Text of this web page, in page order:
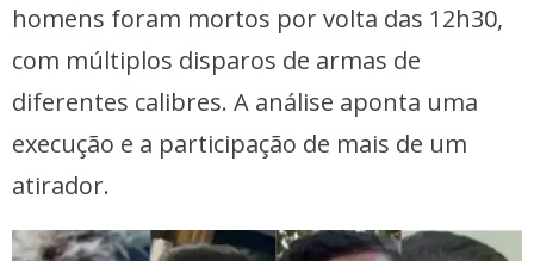
homens foram mortos por volta das 12h30,
com múltiplos disparos de armas de
diferentes calibres. A análise aponta uma
execução e a participação de mais de um
atirador.